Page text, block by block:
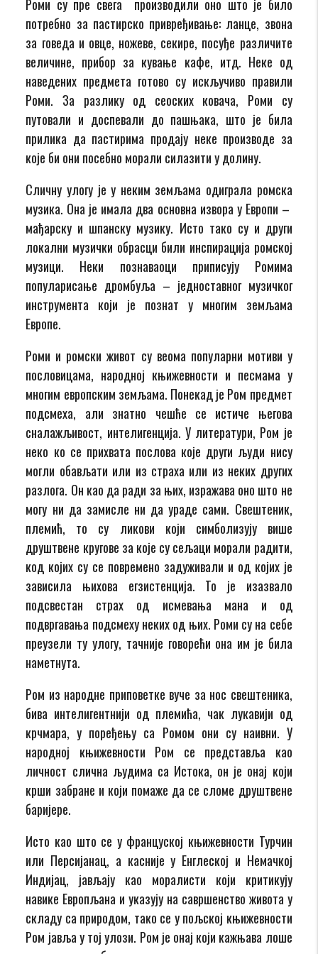
Роми су пре свега производили оно што је било
потребно за пастирско привређивање: ланце, звона
за говеда и овце, ножеве, секире, посуђе различите
величине, прибор за кување кафе, итд. Неке од
наведених предмета готово су искључиво правили
Роми. За разлику од сеоских ковача, Роми су
путовали и доспевали до пашњака, што је била
прилика да пастирима продају неке производе за
које би они посебно морали силазити у долину.
Сличну улогу је у неким земљама одиграла ромска
музика. Она је имала два основна извора у Европи –
мађарску и шпанску музику. Исто тако су и други
локални музички обрасци били инспирација ромској
музици. Неки познаваоци приписују Ромима
популарисање дромбуља – једноставног музичког
инструмента који је познат у многим земљама
Европе.
Роми и ромски живот су веома популарни мотиви у
пословицама, народној књижевности и песмама у
многим европским земљама. Понекад је Ром предмет
подсмеха, али знатно чешће се истиче његова
сналажљивост, интелигенција. У литератури, Ром је
неко ко се прихвата послова које други људи нису
могли обављати или из страха или из неких других
разлога. Он као да ради за њих, изражава оно што не
могу ни да замисле ни да ураде сами. Свештеник,
племић, то су ликови који симболизују више
друштвене кругове за које су сељаци морали радити,
код којих су се повремено задуживали и од којих је
зависила њихова егзистенција. То је изазвало
подсвестан страх од исмевања мана и од
подвргавања подсмеху неких од њих. Роми су на себе
преузели ту улогу, тачније говорећи она им је била
наметнута.
Ром из народне приповетке вуче за нос свештеника,
бива интелигентнији од племића, чак лукавији од
крчмара, у поређењу са Ромом они су наивни. У
народној књижевности Ром се представља као
личност слична људима са Истока, он је онај који
крши забране и који помаже да се сломе друштвене
баријере.
Исто као што се у француској књижевности Турчин
или Персијанац, а касније у Енглеској и Немачкој
Индијац, јављају као моралисти који критикују
навике Европљана и указују на савршенство живота у
складу са природом, тако се у пољској књижевности
Ром јавља у тој улози. Ром је онај који кажњава лоше